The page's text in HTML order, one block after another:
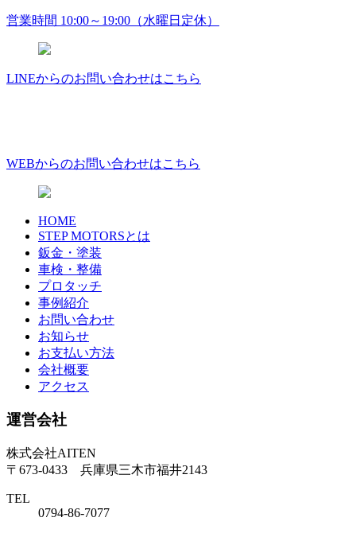
営業時間 10:00～19:00（水曜日定休）
LINEからのお問い合わせはこちら
WEBからのお問い合わせはこちら
HOME
STEP MOTORSとは
鈑金・塗装
車検・整備
プロタッチ
事例紹介
お問い合わせ
お知らせ
お支払い方法
会社概要
アクセス
運営会社
株式会社AITEN
〒673-0433 兵庫県三木市福井2143
TEL
0794-86-7077